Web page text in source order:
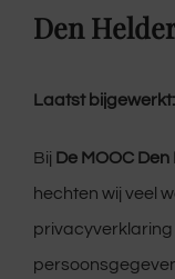
Den
Laatst
Bij De MOOC
hechten wij veel
privacyverklaring